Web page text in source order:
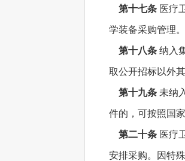
第十七条 医疗
学装备采购管理。
第十八条 纳入
取公开招标以外
第十九条 未纳
件的，可按照国
第二十条 医疗
安排采购。因特